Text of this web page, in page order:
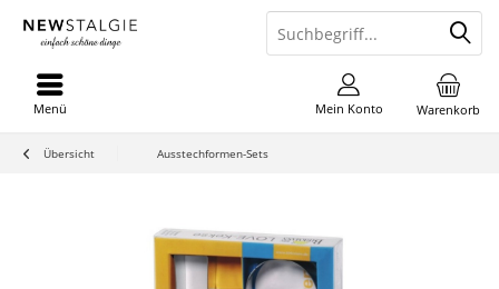
Warenkorb
Mein Konto
Menü
Übersicht Ausstechformen-Sets